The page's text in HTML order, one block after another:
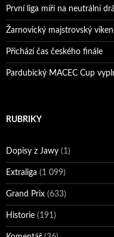
První liga míří na neutrální
Žarnovický majstrovský
Přichází čas českého finále
Pardubický MACEC Cup
RUBRIKY
Dopisy z Jawy (1)
Extraliga (1 099)
Grand Prix (633)
Historie (191)